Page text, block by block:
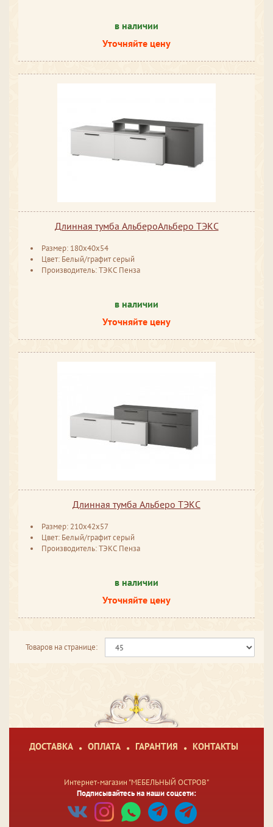
в наличии
Уточняйте цену
Длинная тумба АльбероАльберо ТЭКС
Размер: 180x40x54
Цвет: Белый/графит серый
Производитель: ТЭКС Пенза
в наличии
Уточняйте цену
Длинная тумба Альберо ТЭКС
Размер: 210x42x57
Цвет: Белый/графит серый
Производитель: ТЭКС Пенза
в наличии
Уточняйте цену
Товаров на странице:
ДОСТАВКА ОПЛАТА ГАРАНТИЯ КОНТАКТЫ
Интернет-магазин "МЕБЕЛЬНЫЙ ОСТРОВ"
Подписывайтесь на наши соцсети: